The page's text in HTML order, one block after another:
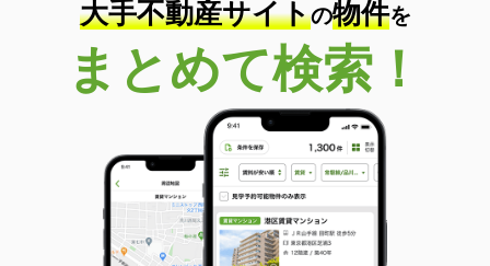
大手不動産サイトの物件を
まとめて検索！